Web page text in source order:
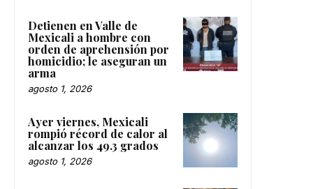
Detienen en Valle de
Mexicali a hombre con
orden de aprehensión por
homicidio; le aseguran un
arma
agosto 1, 2026
Ayer viernes, Mexicali
rompió récord de calor al
alcanzar los 49.3 grados
agosto 1, 2026